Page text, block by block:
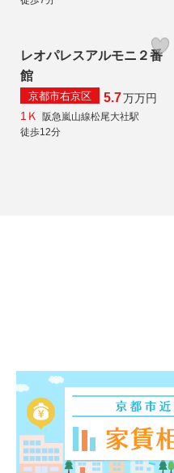
レオパレスアルモニ２番
館
京都市右京区 5.7万万円
1Ｋ
阪急嵐山線松尾大社駅
徒歩12分